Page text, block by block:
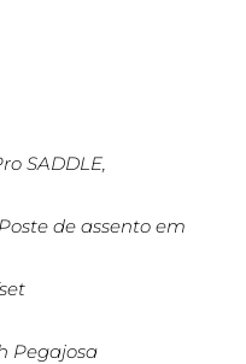
SADDLE,
de assento em
Pegajosa